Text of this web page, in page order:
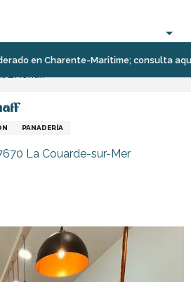
en Charente-Maritime; consulta aquí
InfórmeseTiendas
PANADERÍA
La Couarde-sur-Mer
favoris